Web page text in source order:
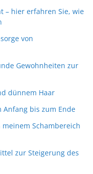
– hier erfahren Sie, wie
von
Gewohnheiten zur
dünnem Haar
Anfang bis zum Ende
Schambereich
zur Steigerung des